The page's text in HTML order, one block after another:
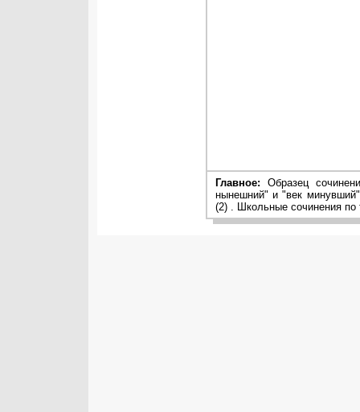
Главное: Образец
нынешний" и "век
(2) . Школьные сочинения по